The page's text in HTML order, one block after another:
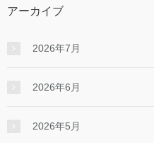
アーカイブ
2026年7月
2026年6月
2026年5月